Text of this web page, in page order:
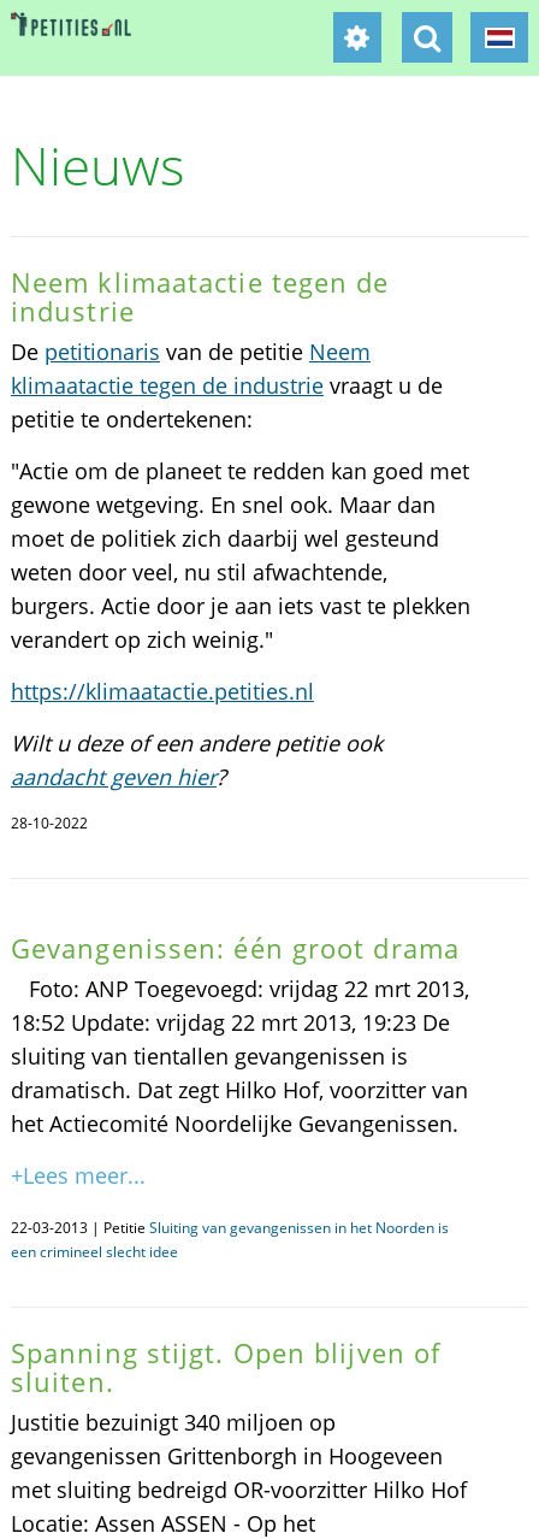
Nieuws
Neem klimaatactie tegen de
industrie
De petitionaris van de petitie Neem
klimaatactie tegen de industrievraagt u de
petitie te ondertekenen:
"Actie om de planeet te redden kan goed met
gewone wetgeving. En snel ook. Maar dan
moet de politiek zich daarbij wel gesteund
weten door veel, nu stil afwachtende,
burgers. Actie door je aan iets vast te plekken
verandert op zich weinig."
https://klimaatactie.petities.nl
Wilt u deze of een andere petitie ook
aandacht geven hier?
28-10-2022
Gevangenissen: één groot drama
Foto: ANP Toegevoegd: vrijdag 22 mrt 2013,
18:52 Update: vrijdag 22 mrt 2013, 19:23 De
sluiting van tientallen gevangenissen is
dramatisch. Dat zegt Hilko Hof, voorzitter van
het Actiecomité Noordelijke Gevangenissen.
+Lees meer...
22-03-2013 | Petitie Sluiting van gevangenissen in het Noorden is
een crimineel slecht idee
Spanning stijgt. Open blijven of
sluiten.
Justitie bezuinigt 340 miljoen op
gevangenissen Grittenborgh in Hoogeveen
met sluiting bedreigd OR-voorzitter Hilko Hof
Locatie: Assen ASSEN - Op het